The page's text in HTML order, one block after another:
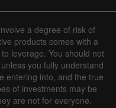
a degree of risk of
products comes with a
leverage. You should not
you fully understand
entering into, and the true
of investments may be
are not for everyone.